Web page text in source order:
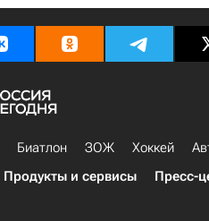
Биатлон ЗОЖ Хоккей
Продукты и сервисы Пресс-